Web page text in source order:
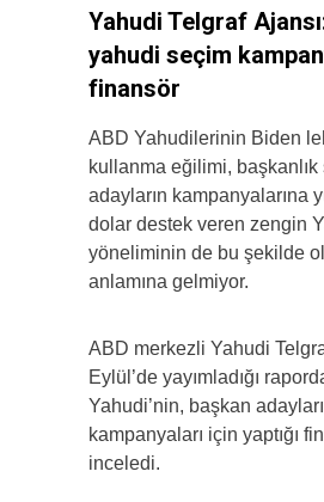
Yahudi Telgraf
yahudi seçim
finansör
ABD Yahudilerinin Biden
kullanma eğilimi,
adayların kampanyalarına
dolar destek veren zengin
yöneliminin de bu şekilde
anlamına gelmiyor.
ABD merkezli Yahudi
Eylül’de yayımladığı
Yahudi’nin, başkan
kampanyaları için yaptığı
inceledi.